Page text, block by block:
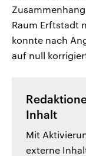
Raum Erftstadt
konnte nach
auf null
Inhalt
Mit
externe